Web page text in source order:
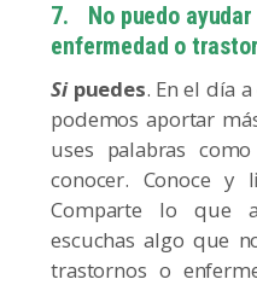
7. No puedo
enfermedad o
Si puedes. En el día
podemos aportar
uses palabras
conocer. Conoce y
Comparte lo que
escuchas algo que
trastornos o